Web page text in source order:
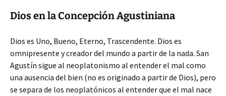
Dios en la Concepción Agustiniana
Dios es Uno, Bueno, Eterno, Trascendente. Dios es
omnipresente y creador del mundo a partir de la nada. San
Agustín sigue al neoplatonismo al entender el mal como
una ausencia del bien (no es originado a partir de Dios), pero
se separa de los neoplatónicos al entender que el mal nace